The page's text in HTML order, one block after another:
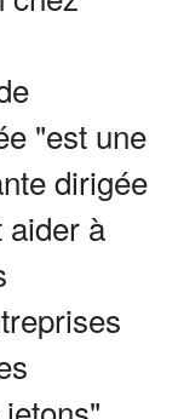
"est une
dirigée
aider à